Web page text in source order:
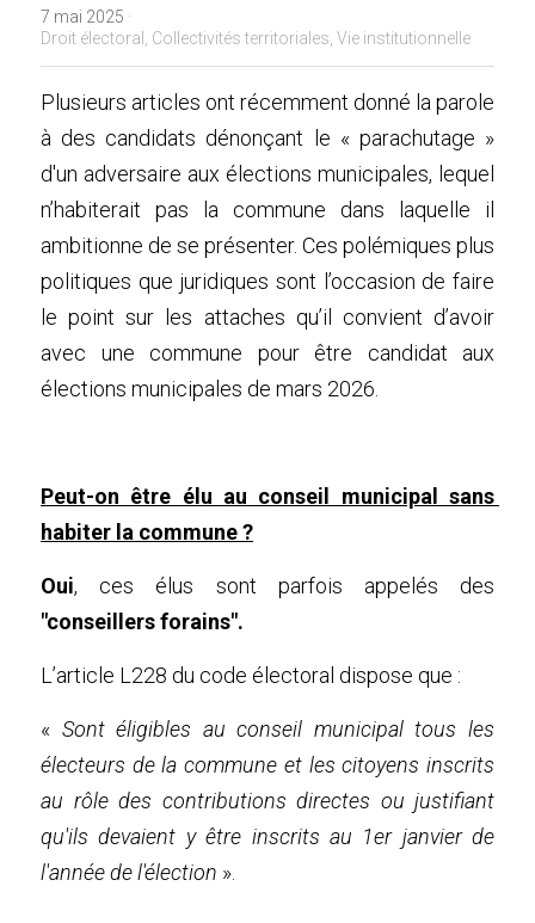
7 mai 2025 ·
Droit électoral,
Collectivités territoriales, Vie institutionnelle
Plusieurs articles ont récemment donné la parole
à des candidats dénonçant le « parachutage »
d'un adversaire aux élections municipales, lequel
n’habiterait pas la commune dans laquelle il
ambitionne de se présenter. Ces polémiques plus
politiques que juridiques sont l’occasion de faire
le point sur les attaches qu’il convient d’avoir
avec une commune pour être candidat aux
élections municipales de mars 2026.
Peut-on être élu au conseil municipal sans
habiter la commune ?
Oui
"conseillers forains".
L’article L228 du code électoral dispose que :
« Sont éligibles au conseil municipal tous les
électeurs de la commune et les citoyens inscrits
au rôle des contributions directes ou justifiant
qu'ils devaient y être inscrits au 1er janvier de
l'année de l'élection ».